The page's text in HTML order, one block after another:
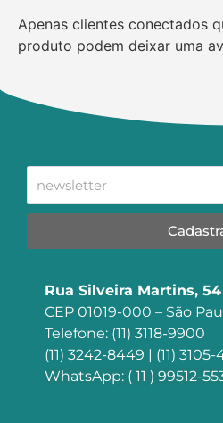
Apenas clientes conectados
produto podem deixar uma
Rua Silveira Martins,
CEP 01019-000 – São
Telefone: (11) 3118-9900
(11) 3242-8449 | (11) 3105-
WhatsApp: ( 11 ) 99512-